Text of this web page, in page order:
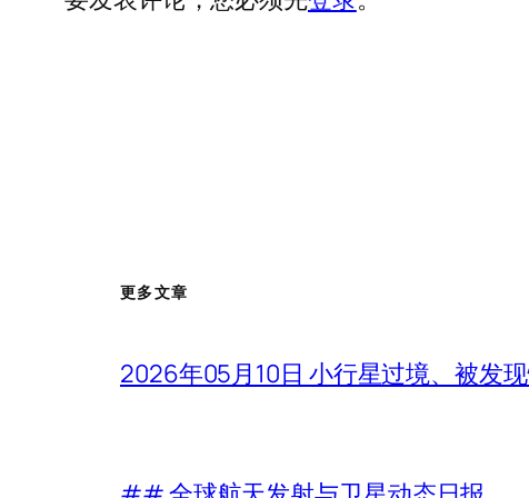
更多文章
2026年05月10日 小行星过境、被发